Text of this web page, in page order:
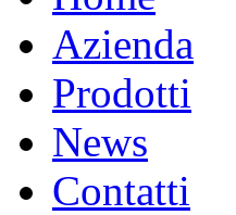
Azienda
Prodotti
News
Contatti